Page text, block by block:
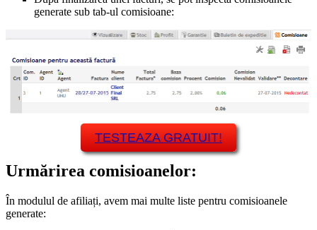
generate sub tab-ul comisioane:
TESTEAZA GRATUIT!
Urmărirea comisioanelor:
În modulul de afiliați, avem mai multe liste pentru comisioanele
generate: